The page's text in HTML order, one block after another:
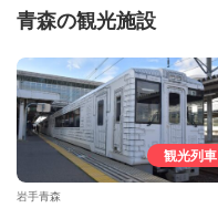
青森の観光施設
観光列車
岩手青森